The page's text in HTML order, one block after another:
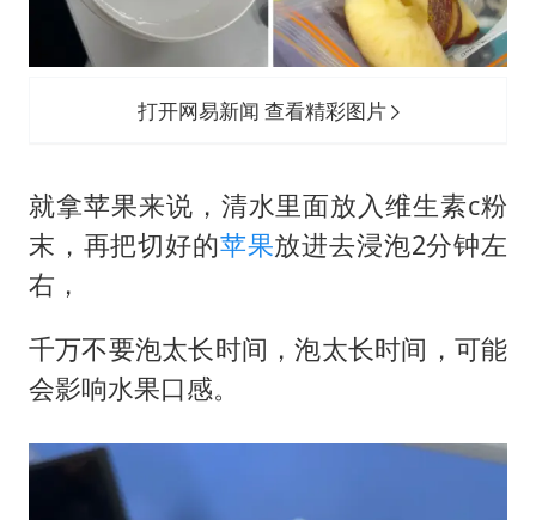
打开网易新闻 查看精彩图片
就拿苹果来说，清水里面放入维生素c粉
末，再把切好的苹果放进去浸泡2分钟左
右，
千万不要泡太长时间，泡太长时间，可能
会影响水果口感。